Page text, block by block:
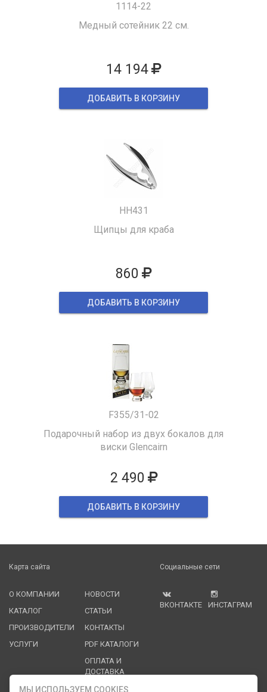
1114-22
Медный сотейник 22 см.
14 194
ДОБАВИТЬ В КОРЗИНУ
HH431
Щипцы для краба
860
ДОБАВИТЬ В КОРЗИНУ
F355/31-02
Подарочный набор из двух бокалов для
виски Glencairn
2 490
ДОБАВИТЬ В КОРЗИНУ
Карта сайта
О КОМПАНИИ
КАТАЛОГ
ПРОИЗВОДИТЕЛИ
УСЛУГИ
НОВОСТИ
СТАТЬИ
КОНТАКТЫ
PDF КАТАЛОГИ
ОПЛАТА И
ДОСТАВКА
Социальные сети
ВКОНТАКТЕ ИНСТАГРАМ
МЫ ИСПОЛЬЗУЕМ COOKIES